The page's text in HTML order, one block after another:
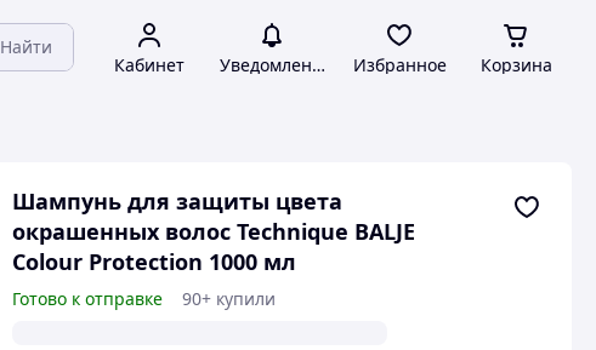
Найти
Кабинет Уведомления Избранное Корзина
Шампунь для защиты цвета
окрашенных волос Technique BALJE
Colour Protection 1000 мл
Готово к отправке 90+ купили